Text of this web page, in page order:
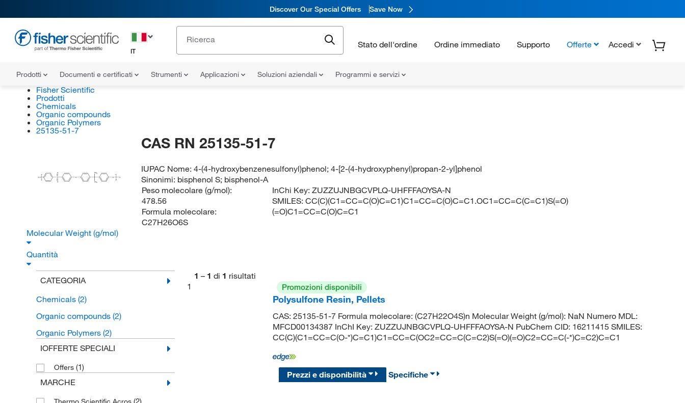
Discover Our Special Offers Save Now
IT
Stato dell'ordine Ordine immediato Supporto Offerte Accedi
Prodotti Documenti e certificati Strumenti Applicazioni Soluzioni aziendali Programmi e servizi
Fisher Scientific
Prodotti
Chemicals
Organic compounds
Organic Polymers
25135-51-7
S
O
O
CH
CH3
O ∗
n
CAS RN 25135-51-7
IUPAC Nome:4-(4-hydroxybenzenesulfonyl)phenol; 4-[2-(4-hydroxyphenyl)propan-2-yl]phenol
Sinonimi: bisphenol S; bisphenol-A
Peso molecolare (g/mol):
478.56
Formula molecolare:
C27H26O6S
InChi Key:ZUZZUJNBGCVPLQ-UHFFFAOYSA-N
SMILES:CC(C)(C1=CC=C(O)C=C1)C1=CC=C(O)C=C1.OC1=CC=C(C=C1)S(=O)
(=O)C1=CC=C(O)C=C1
Molecular Weight (g/mol)
Quantità
CATEGORIA
Chemicals (2)
Organic compounds (2)
Organic Polymers (2)
IOFFERTE SPECIALI
Offers (1)
MARCHE
(2)
1 – 1 di 1 risultati
1
Promozioni disponibili
Polysulfone Resin, Pellets
CAS: 25135-51-7 Formula molecolare: (C27H22O4S)n Molecular Weight (g/mol): NaN Numero MDL:
MFCD00134387 InChI Key: ZUZZUJNBGCVPLQ-UHFFFAOYSA-N PubChem CID: 16211415 SMILES:
CC(C)(C1=CC=C(O-*)C=C1)C1=CC=C(OC2=CC=C(C=C2)S(=O)(=O)C2=CC=C(-*)C=C2)C=C1
Prezzi e disponibilità Specifiche